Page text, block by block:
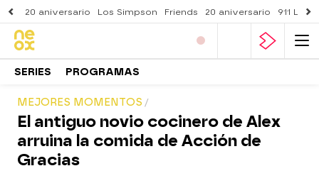
20 aniversario Los Simpson Friends 20 aniversario 911
SERIES PROGRAMAS
MEJORES MOMENTOS
El antiguo novio cocinero de Alex
arruina la comida de Acción de
Gracias